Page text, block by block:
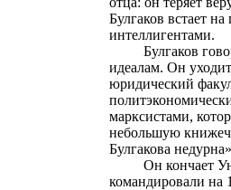
Булгаков встает
интеллигентами.
Булгаков
идеалам. Он
юридический
марксистами,
небольшую
Булгакова
Он кончает
командировали на